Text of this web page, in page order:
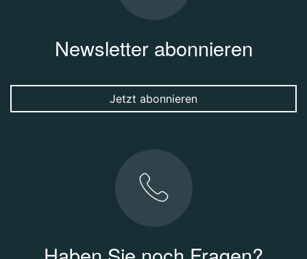
Newsletter abonnieren
Jetzt abonnieren